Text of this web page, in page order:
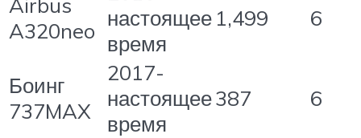
Airbus
A320neo настоящее
время
1,499 6
Боинг
737MAX
2017-
настоящее
время
387 6